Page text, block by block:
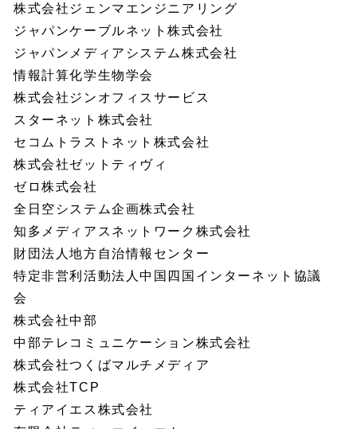
株式会社ジェンマエンジニアリング
ジャパンケーブルネット株式会社
ジャパンメディアシステム株式会社
情報計算化学生物学会
株式会社ジンオフィスサービス
スターネット株式会社
セコムトラストネット株式会社
株式会社ゼットティヴィ
ゼロ株式会社
全日空システム企画株式会社
知多メディアスネットワーク株式会社
財団法人地方自治情報センター
特定非営利活動法人中国四国インターネット協議
会
株式会社中部
中部テレコミュニケーション株式会社
株式会社つくばマルチメディア
株式会社TCP
ティアイエス株式会社